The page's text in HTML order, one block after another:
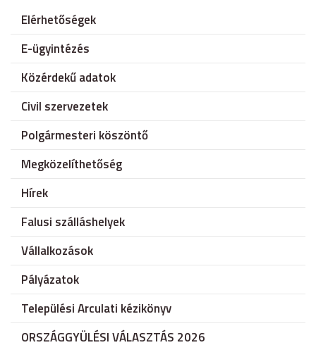
Elérhetőségek
E-ügyintézés
Közérdekű adatok
Civil szervezetek
Polgármesteri köszöntő
Megközelíthetőség
Hírek
Falusi szálláshelyek
Vállalkozások
Pályázatok
Települési Arculati kézikönyv
ORSZÁGGYÜLÉSI VÁLASZTÁS 2026